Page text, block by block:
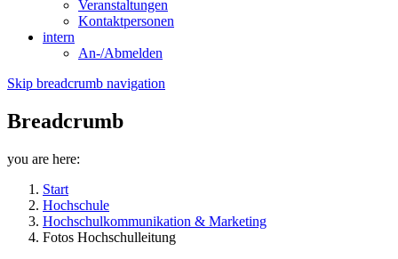
Veranstaltungen
Kontaktpersonen
intern
An-/Abmelden
Skip breadcrumb navigation
Breadcrumb
you are here:
Start
Hochschule
Hochschulkommunikation & Marketing
Fotos Hochschulleitung